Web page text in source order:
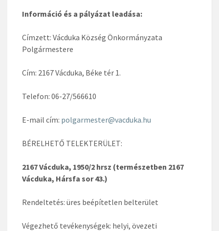
Információ és a pályázat leadása:
Címzett: Vácduka Község Önkormányzata
Polgármestere
Cím: 2167 Vácduka, Béke tér 1.
Telefon: 06-27/566610
E-mail cím: polgarmester@vacduka.hu
BÉRELHETŐ TELEKTERÜLET:
2167 Vácduka, 1950/2 hrsz (természetben 2167
Vácduka, Hársfa sor 43.)
Rendeltetés: üres beépítetlen belterület
Végezhető tevékenységek: helyi, övezeti